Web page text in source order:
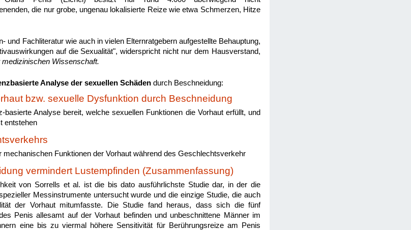
die nur grobe, ungenau lokalisierte Reize wie etwa Schmerzen, Hitze
und Fachliteratur wie auch in vielen Elternratgebern aufgestellte Behauptung,
auf die Sexualität", widerspricht nicht nur dem Hausverstand,
Wissenschaft.
Analyse der sexuellen Schäden durch Beschneidung:
bzw. sexuelle Dysfunktion durch Beschneidung
basierte Analyse bereit, welche sexuellen Funktionen die Vorhaut erfüllt, und
entstehen
mechanischen Funktionen der Vorhaut während des Geschlechtsverkehr
vermindert Lustempfinden (Zusammenfassung)
von Sorrells et al. ist die bis dato ausführlichste Studie dar, in der die
Messinstrumente untersucht wurde und die einzige Studie, die auch
der Vorhaut mitumfasste. Die Studie fand heraus, dass sich die fünf
Penis allesamt auf der Vorhaut befinden und unbeschnittene Männer im
eine bis zu viermal höhere Sensitivität für Berührungsreize am Penis